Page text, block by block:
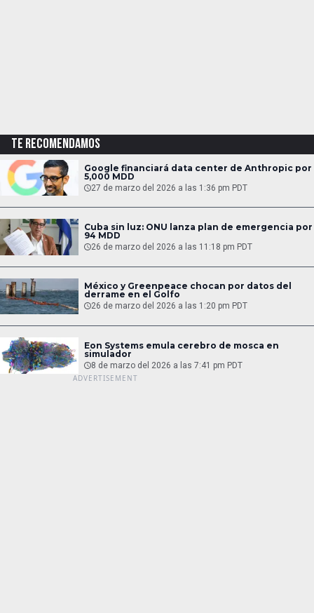
TE RECOMENDAMOS
Google financiará data center de Anthropic por
5,000 MDD
27 de marzo del 2026 a las 1:36 pm PDT
Cuba sin luz: ONU lanza plan de emergencia por
94 MDD
26 de marzo del 2026 a las 11:18 pm PDT
México y Greenpeace chocan por datos del
derrame en el Golfo
26 de marzo del 2026 a las 1:20 pm PDT
Eon Systems emula cerebro de mosca en
simulador
8 de marzo del 2026 a las 7:41 pm PDT